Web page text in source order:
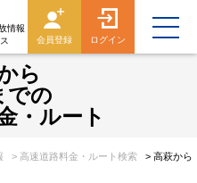
情報
会員登録 ログイン
ら
での
・ルート
> 高速道路料金・ルート検索 > 高萩から